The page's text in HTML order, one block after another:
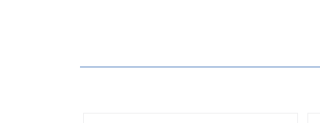
Модель